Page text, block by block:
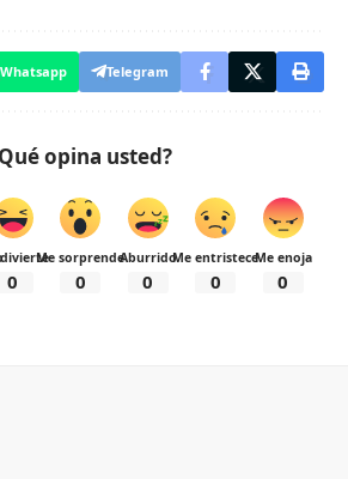
Whatsapp Telegram
opina usted?
0
Me sorprende
0
Aburrido
0
Me entristece
0
Me enoja
0